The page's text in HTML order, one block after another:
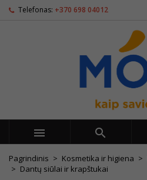
Telefonas: +370 698 04012
 
Pagrindinis Kosmetika ir higiena
Dantų siūlai ir krapštukai